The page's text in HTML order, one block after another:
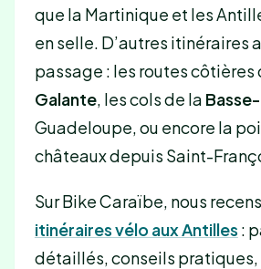
que la Martinique et les
en selle. D’autres itinéraires
passage : les routes côtières
Galante, les cols de la
Guadeloupe, ou encore la
châteaux depuis Saint-
Sur Bike Caraïbe, nous
itinéraires vélo aux Antilles :
détaillés, conseils pratiques,